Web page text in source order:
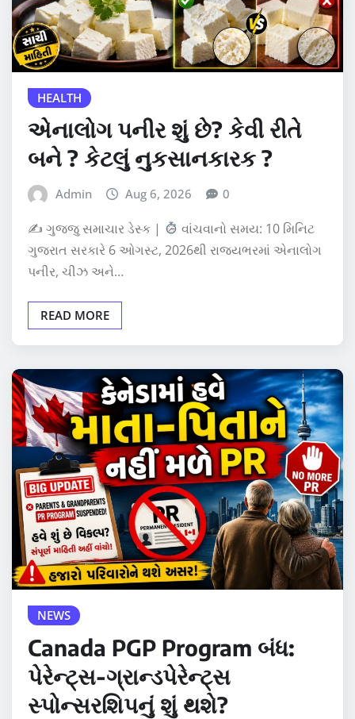
HEALTH
એનાલોગ પનીર શું છે? કેવી રીતે
બને ? કેટલું નુકસાનકારક ?
Admin Aug 6, 2026 0
✍ ગુજ્જુ સમાચાર ડેસ્ક |
વાંચવાનો સમય: 10 મિનિટ
ગુજરાત સરકારે 6 ઓગસ્ટ, 2026થી રાજ્યભરમાં એનાલોગ
પનીર, ચીઝ અને…
READ MORE
NEWS
Canada PGP Program બંધ:
પેરેન્ટ્સ-ગ્રાન્ડપેરેન્ટ્સ
સ્પોન્સરશિપનું શું થશે?